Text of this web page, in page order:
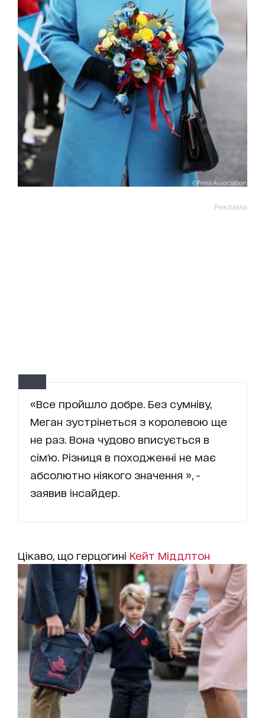
Реклама
«Все пройшло добре. Без сумніву,
Меган зустрінеться з королевою ще
не раз. Вона чудово вписується в
сім'ю. Різниця в походженні не має
абсолютно ніякого значення », -
заявив інсайдер.
Цікаво, що герцогині Кейт Міддлтон